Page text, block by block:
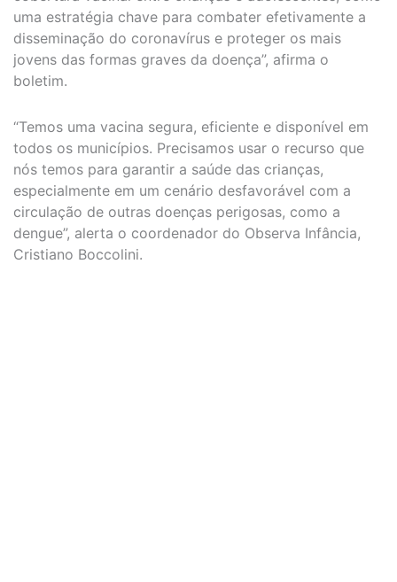
uma estratégia chave para combater efetivamente a
disseminação do coronavírus e proteger os mais
jovens das formas graves da doença”, afirma o
boletim.
“Temos uma vacina segura, eficiente e disponível em
todos os municípios. Precisamos usar o recurso que
nós temos para garantir a saúde das crianças,
especialmente em um cenário desfavorável com a
circulação de outras doenças perigosas, como a
dengue”, alerta o coordenador do Observa Infância,
Cristiano Boccolini.